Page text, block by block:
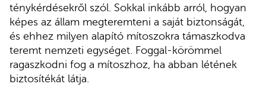
ténykérdésekről szól. Sokkal inkább arról, hogyan
képes az állam megteremteni a saját biztonságát,
és ehhez milyen alapító mítoszokra támaszkodva
teremt nemzeti egységet. Foggal-körömmel
ragaszkodni fog a mítoszhoz, ha abban létének
biztosítékát látja.